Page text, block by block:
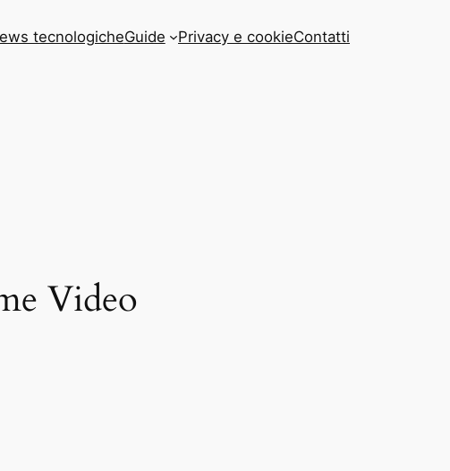
tecnologicheGuide Privacy e cookieContatti
Video